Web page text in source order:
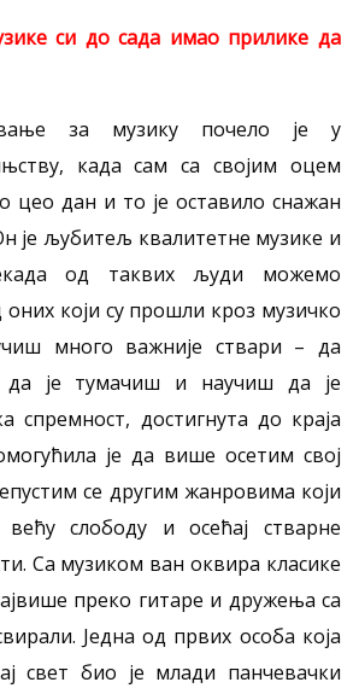
си до сада имао прилике да
за музику почело је у
када сам са својим оцем
цео дан и то је оставило снажан
је љубитељ квалитетне музике и
од таквих људи можемо
који су прошли кроз музичко
много важније ствари – да
да је тумачиш и научиш да је
спремност, достигнута до краја
је да више осетим свој
се другим жанровима који
већу слободу и осећај стварне
Са музиком ван оквира класике
преко гитаре и дружења са
Једна од првих особа која
свет био је млади панчевачки